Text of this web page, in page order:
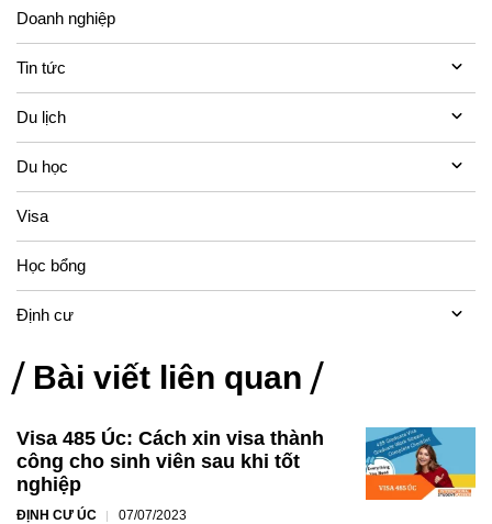
Doanh nghiệp
Tin tức
Du lịch
Du học
Visa
Học bổng
Định cư
Bài viết liên quan
Visa 485 Úc: Cách xin visa thành
công cho sinh viên sau khi tốt
nghiệp
ĐỊNH CƯ ÚC 07/07/2023